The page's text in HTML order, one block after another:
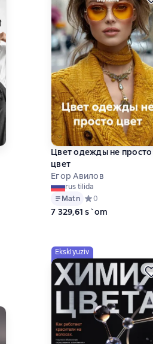
основе 2 оценок
Цвет одежды не просто
цвет
Егор Авилов
rus tilida
Matn Средний рейтинг
0
7 329,61 s`om
Eksklyuziv